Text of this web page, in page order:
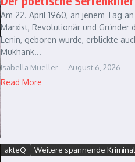
Am 22. April 1960, an jenem Tag
Marxist, Revolutionär und Gründer
Lenin, geboren wurde, erblickte
Mukhank...
Isabella Mueller August 6, 2026
Read More
akteQ Weitere spannende